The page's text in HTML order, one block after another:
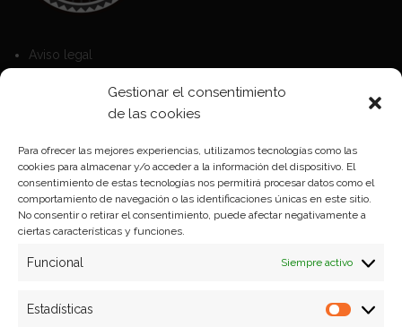
Gestionar el consentimiento
de las cookies
Para ofrecer las mejores experiencias, utilizamos tecnologías como las
cookies para almacenar y/o acceder a la información del dispositivo. El
consentimiento de estas tecnologías nos permitirá procesar datos como el
comportamiento de navegación o las identificaciones únicas en este sitio.
No consentir o retirar el consentimiento, puede afectar negativamente a
ciertas características y funciones.
Funcional Siempre activo
Estadísticas
Aviso legal
Política de Cookies
Política de privacidad
Formas de pago
Plazos y condiciones de envio
Politica de devoluciones